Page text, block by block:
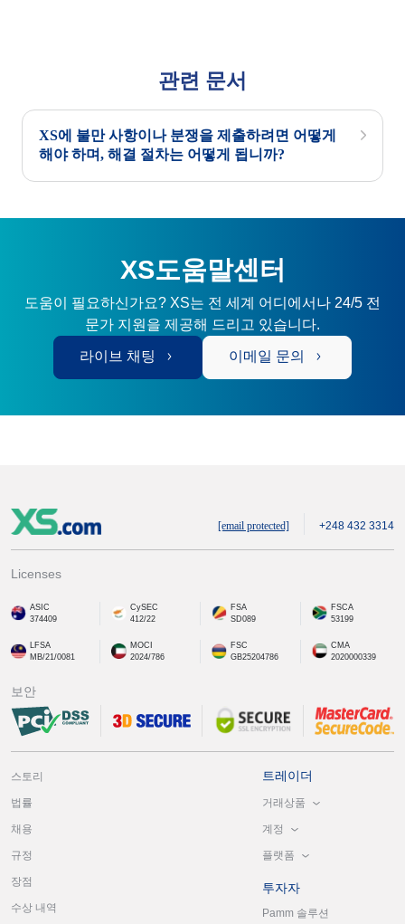
관련 문서
XS에 불만 사항이나 분쟁을 제출하려면 어떻게
해야 하며, 해결 절차는 어떻게 됩니까?
XS도움말센터
도움이 필요하신가요? XS는 전 세계 어디에서나 24/5 전
문가 지원을 제공해 드리고 있습니다.
라이브 채팅 이메일 문의
[email protected] +248 432 3314
Licenses
ASIC
374409
CySEC
412/22
FSA
SD089
FSCA
53199
LFSA
MB/21/0081
MOCI
2024/786
FSC
GB25204786
CMA
2020000339
보안
스토리
법률
채용
규정
장점
수상 내역
트레이더
거래상품
계정
플랫폼
투자자
Pamm 솔루션